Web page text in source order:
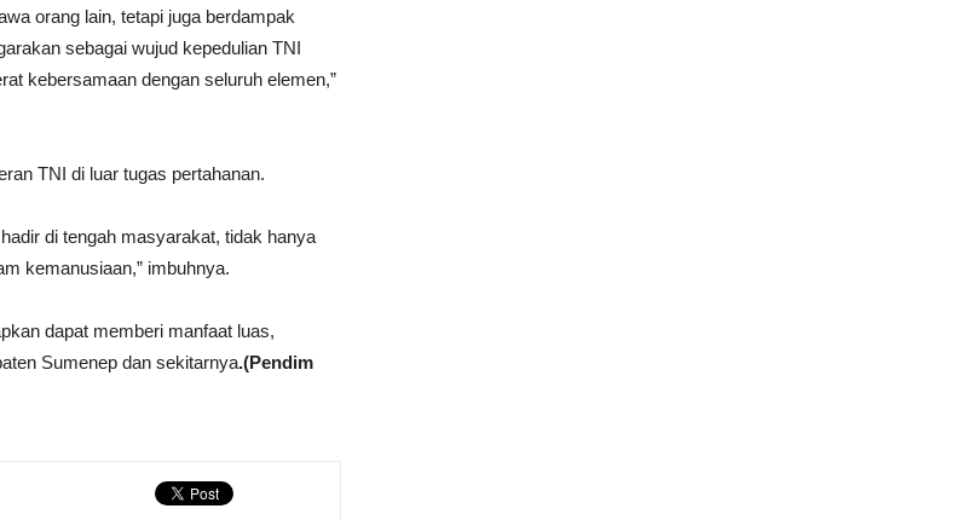
orang lain, tetapi juga berdampak
sebagai wujud kepedulian TNI
kebersamaan dengan seluruh elemen,”
TNI di luar tugas pertahanan.
di tengah masyarakat, tidak hanya
kemanusiaan,” imbuhnya.
dapat memberi manfaat luas,
Sumenep dan sekitarnya.(Pendim